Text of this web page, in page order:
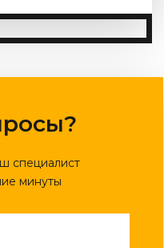
специалист
минуты